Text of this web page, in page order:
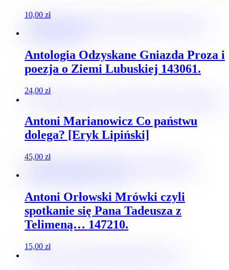
10,00 zł
Antologia Odzyskane Gniazda Proza i
poezja o Ziemi Lubuskiej 143061.
24,00 zł
Antoni Marianowicz Co państwu
dolega? [Eryk Lipiński]
45,00 zł
Antoni Orłowski Mrówki czyli
spotkanie się Pana Tadeusza z
Telimeną… 147210.
15,00 zł